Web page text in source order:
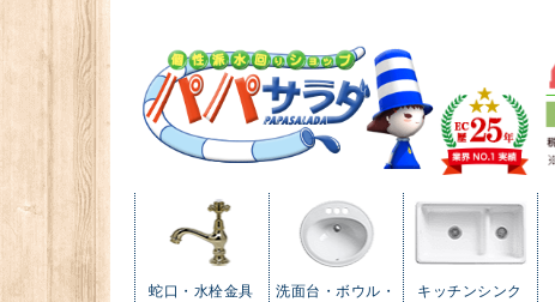
蛇口・水栓金具
洗面台・ボウル・
キッチンシンク